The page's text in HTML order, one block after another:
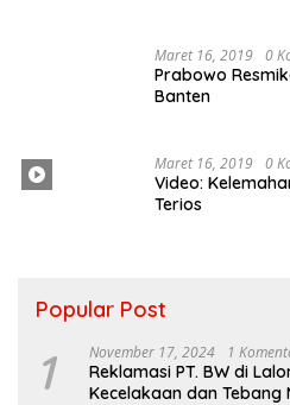
Maret 16, 2019 0
Prabowo
Banten
Maret 16, 2019 0
Video:
Terios
Popular Post
1 November 17, 2024 1
Reklamasi PT. BW di
Kecelakaan dan Tebang